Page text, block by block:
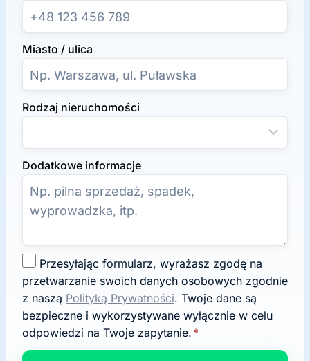
Miasto / ulica
Rodzaj nieruchomości
Dodatkowe informacje
g
o
d
a
n
przetwarzanie swoich danych osobowych zgodnie
z naszą Polityką Prywatności. Twoje dane są
bezpieczne i wykorzystywane wyłącznie w celu
odpowiedzi na Twoje zapytanie. *